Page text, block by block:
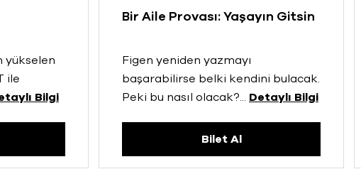
yükselen
ile
Bilgi
Bir Aile Provası: Yaşayın Gitsin
Figen yeniden yazmayı
başarabilirse belki kendini bulacak.
Peki bu nasıl olacak?... Detaylı Bilgi
Bilet Al